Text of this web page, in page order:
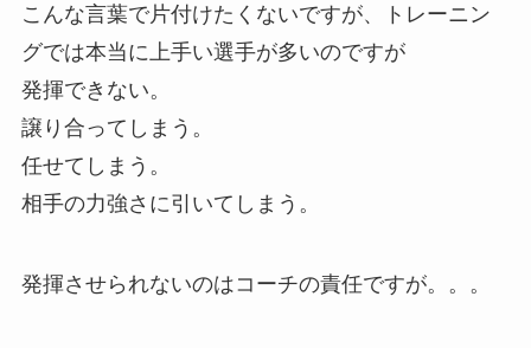
こんな言葉で片付けたくないですが、トレーニン
グでは本当に上手い選手が多いのですが
発揮できない。
譲り合ってしまう。
任せてしまう。
相手の力強さに引いてしまう。
発揮させられないのはコーチの責任ですが。。。